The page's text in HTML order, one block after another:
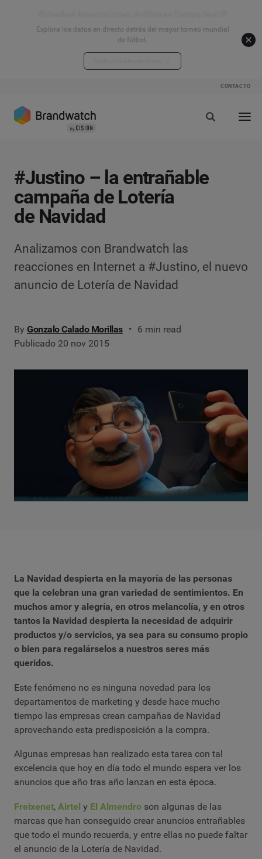
Explora los datos en directo detrás del mayor torneo mundial
de fútbol.
CONTACTO
#Justino – la entrañable
campaña de Lotería
de Navidad
Analizamos con Brandwatch las
reacciones en Internet a #Justino, el nuevo
anuncio de Lotería de Navidad
By Gonzalo Calado Morillas
6 min read
Publicado 20 nov 2015
La Navidad despierta en la mayoría de las personas
que la celebran una gran variedad de sentimientos. En
muchos amor y alegría, en otros melancolía, y en otros
tantos la Navidad despierta la necesidad de adquirir
productos y/o servicios, ya sea para su consumo propio
o bien para regalárselos a nuestros seres más
queridos.
Este fenómeno no es ninguna novedad para los
departamentos de marketing y desde hace mucho
tiempo las empresas crean campañas de Navidad
aprovechando esta predisposición a la compra.
Algunas empresas han realizado esta tarea con tal
excelencia que hoy en día todo el mundo espera ver los
anuncios que año tras año lanzan en esta época.
Freixenet, Airtel y El Almendro son algunas de las
marcas que han conseguido crear anuncios entrañables
que todo el mundo recuerda, y entre ellas no puede faltar
el anuncio de la Lotería de Navidad.